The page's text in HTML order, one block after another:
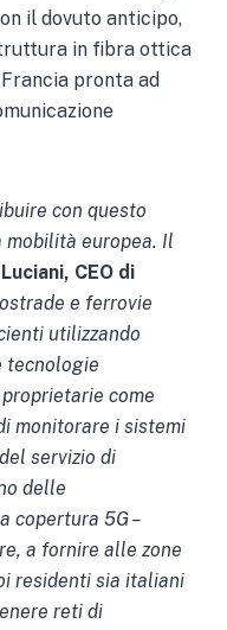
il dovuto anticipo,
in fibra ottica
pronta ad
con questo
europea. Il
CEO di
e ferrovie
utilizzando
tecnologie
come
monitorare i sistemi
servizio di
delle
copertura 5G –
a fornire alle zone
residenti sia italiani
reti di